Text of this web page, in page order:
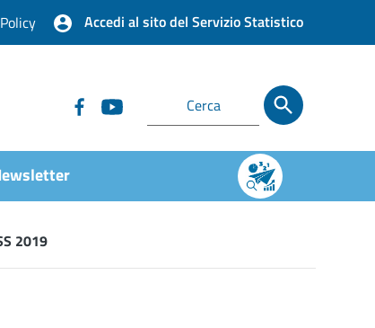
Accedi al sito del Servizio Statistico
2019